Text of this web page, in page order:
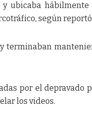
ubicaba
según
por el depravado
los videos.